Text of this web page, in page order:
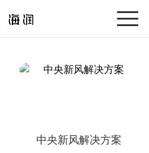
中央新风解决方案